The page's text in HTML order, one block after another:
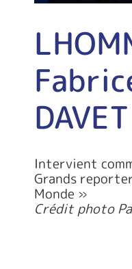
Intervient
Grands
Monde »
Crédit photo